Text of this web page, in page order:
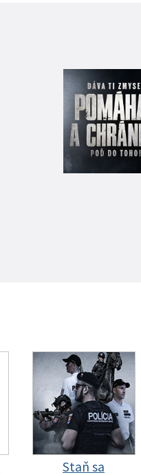
Staň sa